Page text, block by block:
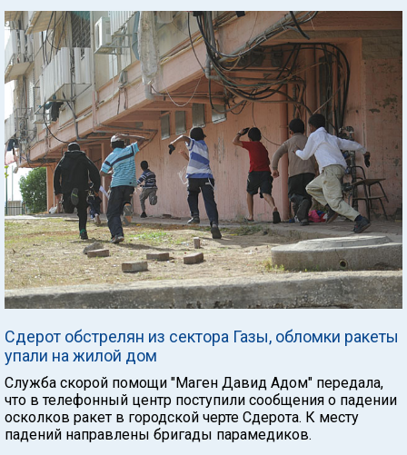
Сдерот обстрелян из сектора Газы, обломки ракеты
упали на жилой дом
Служба скорой помощи "Маген Давид Адом" передала,
что в телефонный центр поступили сообщения о падении
осколков ракет в городской черте Сдерота. К месту
падений направлены бригады парамедиков.